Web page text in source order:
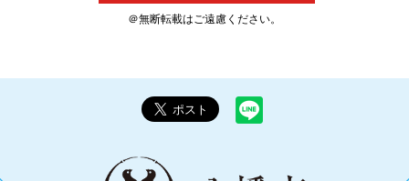
＠無断転載はご遠慮ください。